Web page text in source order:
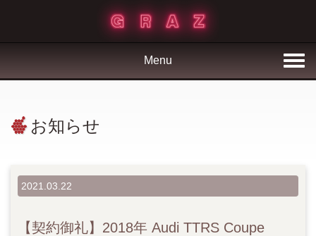
Menu
お知らせ
2021.03.22
【契約御礼】2018年 Audi TTRS Coupe